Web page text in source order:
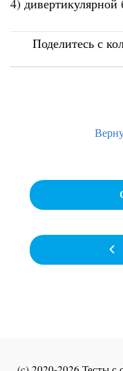
4) дивертикулярной
Поделитесь с